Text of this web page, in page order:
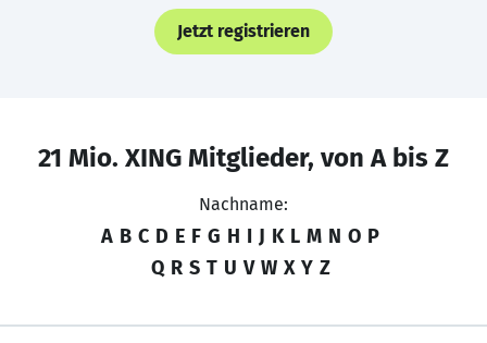
Jetzt registrieren
21 Mio. XING Mitglieder, von A bis Z
Nachname:
A B C D E F G H I J K L M N O P
Q R S T U V W X Y Z